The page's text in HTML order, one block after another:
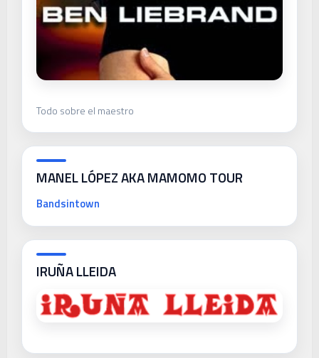
Todo sobre el maestro
MANEL LÓPEZ AKA MAMOMO TOUR
Bandsintown
IRUÑA LLEIDA